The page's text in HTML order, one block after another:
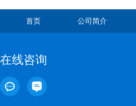
首页 公司简介
在线咨询